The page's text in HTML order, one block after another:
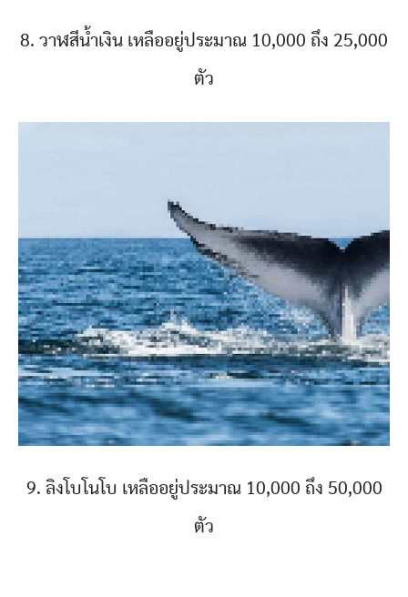
8. วาฬสีน้ำเงิน เหลืออยู่ประมาณ 10,000 ถึง 25,000
ตัว
9. ลิงโบโนโบ เหลืออยู่ประมาณ 10,000 ถึง 50,000
ตัว